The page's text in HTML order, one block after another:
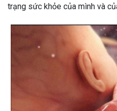
trạng sức khỏe của mình và